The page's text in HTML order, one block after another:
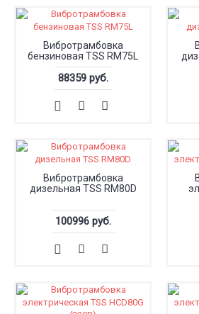
Вибротрамбовка
бензиновая TSS RM75L
88359 руб.
Вибротрамбовка
дизельная TSS RM80D
100996 руб.